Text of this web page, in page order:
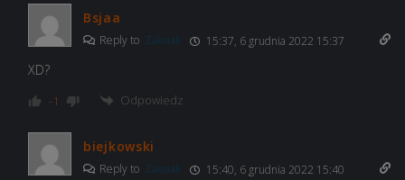
Bsjaa
Reply to Zaksiak 15:37, 6 grudnia 2022 15:37
XD?
-1 Odpowiedz
biejkowski
Reply to Zaksiak 15:40, 6 grudnia 2022 15:40